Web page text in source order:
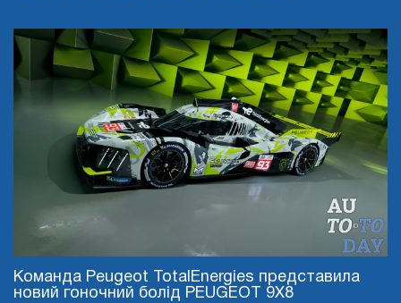
Команда Peugeot TotalEnergies представила
новий гоночний болід PEUGEOT 9X8